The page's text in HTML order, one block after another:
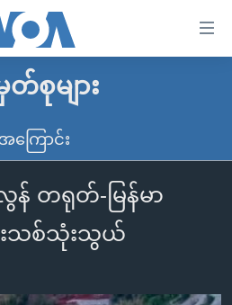
စုများ
အကြောင်း
တရုတ်-မြန်မာ
သစ်သုံးသွယ်